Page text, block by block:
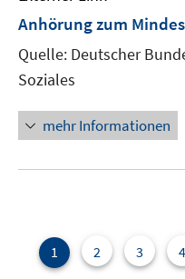
Anhörung zum
Quelle: Deutscher
Soziales
mehr Informationen
1 2 3 4